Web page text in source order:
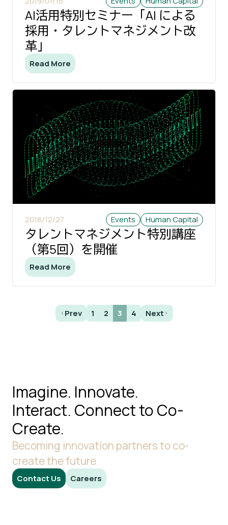
AI活用特別セミナー「AI による
採用・タレントマネジメント改
革」
Read More
2018/12/27 Events Human Capital
タレントマネジメント特別講座
（第5回）を開催
Read More
Prev 1 2 3 4 Next
Imagine. Innovate.
Interact. Connect to Co-
Create.
Becoming innovation partners to co-
create the future
Contact Us Careers